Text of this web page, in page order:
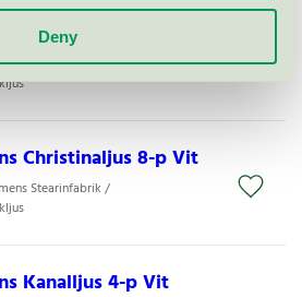
Deny
Altarljus 39x220 mm
Stearinfabrik /
Christinaljus 8-p Vit
Stearinfabrik /
Kanalljus 4-p Vit